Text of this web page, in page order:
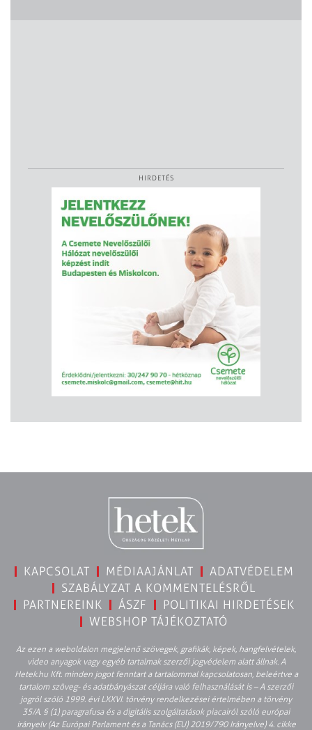
HIRDETÉS
KAPCSOLAT MÉDIAAJÁNLAT
ADATVÉDELEM
SZABÁLYZAT A KOMMENTELÉSRŐL
PARTNEREINK
ÁSZF
POLITIKAI HIRDETÉSEK
WEBSHOP TÁJÉKOZTATÓ
Az ezen a weboldalon megjelenő szövegek, grafikák, képek, hangfelvételek,
video anyagok vagy egyéb tartalmak szerzői jogvédelem alatt állnak. A
Hetek.hu Kft. minden jogot fenntart a tartalommal kapcsolatosan, beleértve a
tartalom szöveg- és adatbányászat céljára való felhasználását is – A szerzői
jogról szóló 1999. évi LXXVI. törvény rendelkezései értelmében a törvény
35/A. § (1) paragrafusa és a digitális szolgáltatások piacairól szóló európai
irányelv (Az Európai Parlament és a Tanács (EU) 2019/790 Irányelve) 4. cikke